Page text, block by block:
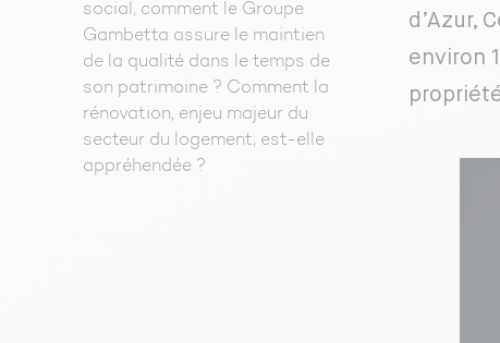
social, comment le Groupe
Gambetta assure le maintien
de la qualité dans le temps de
son patrimoine ? Comment la
rénovation, enjeu majeur du
secteur du logement, est-elle
appréhendée ?
d’Azur,
environ